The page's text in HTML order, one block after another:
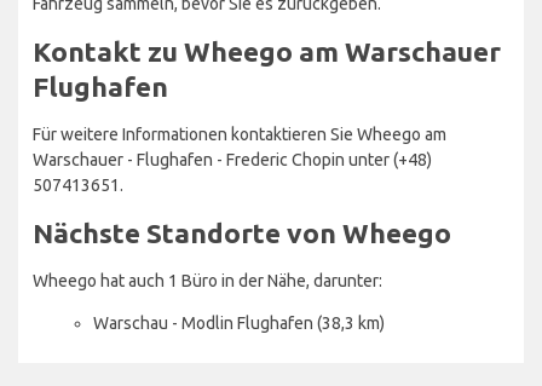
Kontakt zu Wheego am Warschauer
Flughafen
Für weitere Informationen kontaktieren Sie Wheego am
Warschauer - Flughafen - Frederic Chopin unter (+48)
507413651.
Nächste Standorte von Wheego
Wheego hat auch 1 Büro in der Nähe, darunter:
Warschau - Modlin Flughafen (38,3 km)